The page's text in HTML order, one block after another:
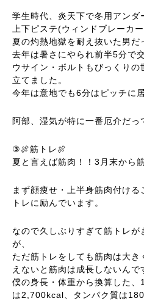
学生時代、炎天下で冬用アンダ
上下ピステ(ウィンドブレーカ
夏の灼熱地獄を耐え抜いた男だ
去年は暑さにやられ前半5分で
ウサイン・ボルトもびっくり
立てました。
今年は意地でも6分はピッチに
阿部、湿気が特に一番厄介だっ
③🍖筋トレ🍖
夏と言えば筋肉！！3月末から
まず顔痩せ・上半身筋肉付け
トレに励んでいます。
なので久しぶりすぎて筋トレ
が、
ただ筋トレをしても筋肉は大
えないと筋肉は成長しないんで
僕の身長・体重から換算した
は2,700kcal、タンパク質は